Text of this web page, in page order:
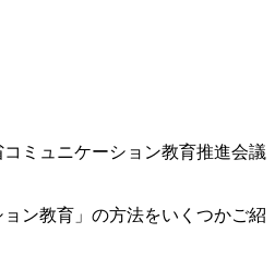
ミュニケーション教育推進会議
ン教育」の方法をいくつかご紹